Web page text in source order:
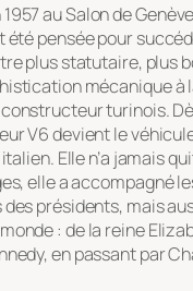
au Salon de
été pensée pour
plus statutaire, plus
mécanique à
turinois.
V6 devient le
Elle n’a jamais
elle a accompagné
présidents, mais
: de la reine
en passant par